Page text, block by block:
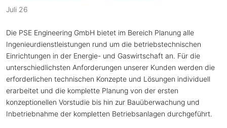
Juli 26
Die PSE Engineering GmbH bietet im Bereich Planung alle
Ingenieurdienstleistungen rund um die betriebstechnischen
Einrichtungen in der Energie- und Gaswirtschaft an. Für die
unterschiedlichsten Anforderungen unserer Kunden werden die
erforderlichen technischen Konzepte und Lösungen individuell
erarbeitet und die komplette Planung von der ersten
konzeptionellen Vorstudie bis hin zur Bauüberwachung und
Inbetriebnahme der kompletten Betriebsanlagen durchgeführt.